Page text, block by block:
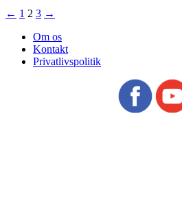
Indlægsinddeling
← 1 2 3 →
Om os
Kontakt
Privatlivspolitik